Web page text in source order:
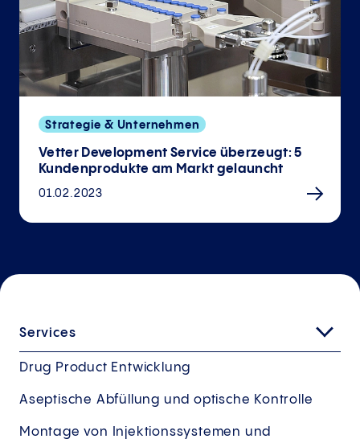
Strategie & Unternehmen
Vetter Development Service überzeugt: 5
Kundenprodukte am Markt gelauncht
01.02.2023
Services
Drug Product Entwicklung
Aseptische Abfüllung und optische Kontrolle
Montage von Injektionssystemen und